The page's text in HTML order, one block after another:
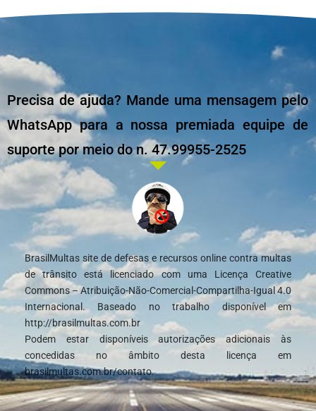
Precisa de ajuda? Mande uma mensagem pelo
WhatsApp para a nossa premiada equipe de
suporte por meio do n. 47.99955-2525
BrasilMultas site de defesas e recursos online contra multas
de trânsito está licenciado com uma Licença Creative
Commons – Atribuição-Não-Comercial-Compartilha-Igual 4.0
Internacional. Baseado no trabalho disponível em
http://brasilmultas.com.br
Podem estar disponíveis autorizações adicionais às
concedidas no âmbito desta licença em
brasilmultas.com.br/contato.